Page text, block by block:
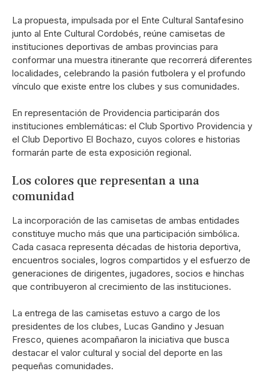
La propuesta, impulsada por el Ente Cultural Santafesino
junto al Ente Cultural Cordobés, reúne camisetas de
instituciones deportivas de ambas provincias para
conformar una muestra itinerante que recorrerá diferentes
localidades, celebrando la pasión futbolera y el profundo
vínculo que existe entre los clubes y sus comunidades.
En representación de Providencia participarán dos
instituciones emblemáticas: el Club Sportivo Providencia y
el Club Deportivo El Bochazo, cuyos colores e historias
formarán parte de esta exposición regional.
Los colores que representan a una
comunidad
La incorporación de las camisetas de ambas entidades
constituye mucho más que una participación simbólica.
Cada casaca representa décadas de historia deportiva,
encuentros sociales, logros compartidos y el esfuerzo de
generaciones de dirigentes, jugadores, socios e hinchas
que contribuyeron al crecimiento de las instituciones.
La entrega de las camisetas estuvo a cargo de los
presidentes de los clubes, Lucas Gandino y Jesuan
Fresco, quienes acompañaron la iniciativa que busca
destacar el valor cultural y social del deporte en las
pequeñas comunidades.